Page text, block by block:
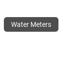
Water Meters